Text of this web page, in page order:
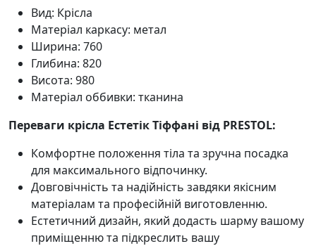
Вид: Крісла
Матеріал каркасу: метал
Ширина: 760
Глибина: 820
Висота: 980
Матеріал оббивки: тканина
Переваги крісла Естетік Тіффані від PRESTOL:
Комфортне положення тіла та зручна посадка
для максимального відпочинку.
Довговічність та надійність завдяки якісним
матеріалам та професійній виготовленню.
Естетичний дизайн, який додасть шарму вашому
приміщенню та підкреслить вашу